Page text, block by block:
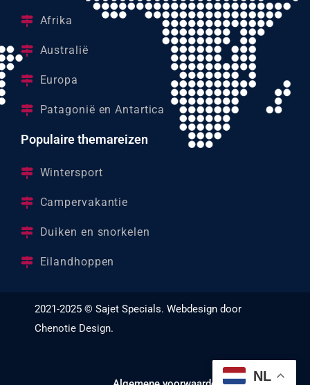
Afrika
Australië
Europa
Patagonië en Antartica
Populaire themareizen
Wintersport
Campervakantie
Duiken en snorkelen
Eilandhoppen
2021-2025 © Sajet Specials. Webdesign door
Chenotie Design.
NL